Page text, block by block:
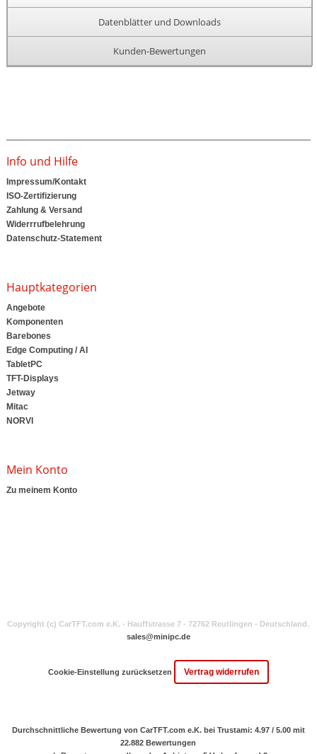
Datenblätter und Downloads
Kunden-Bewertungen
Info und Hilfe
Impressum/Kontakt
ISO-Zertifizierung
Zahlung & Versand
Widerrrufbelehrung
Datenschutz-Statement
Hauptkategorien
Angebote
Komponenten
Barebones
Edge Computing / AI
TabletPC
TFT-Displays
Jetway
Mitac
NORVI
Mein Konto
Zu meinem Konto
Copyright (c) CarTFT.com e.K. - Hauffstrasse 7 - 72762 Reutlingen - Deutschland.
sales@minipc.de
Cookie-Einstellung zurücksetzen Vertrag widerrufen
Durchschnittliche Bewertung von CarTFT.com e.K. bei Trustami: 4.97 / 5.00mit
22.882Bewertungen